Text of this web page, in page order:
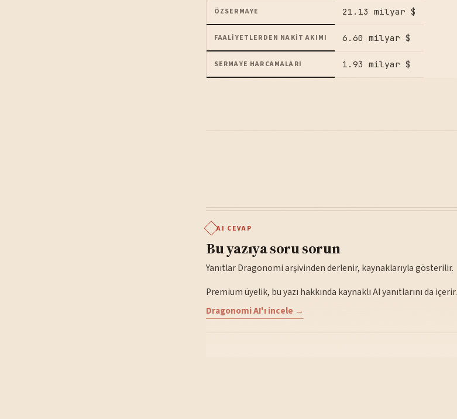
ÖZSERMAYE 21.13 milyar $
FAALIYETLERDEN NAKIT AKIMI 6.60 milyar $
SERMAYE HARCAMALARI 1.93 milyar $
AI CEVAP
Bu yazıya soru sorun
Yanıtlar Dragonomi arşivinden derlenir, kaynaklarıyla gösterilir.
Premium üyelik, bu yazı hakkında kaynaklı AI yanıtlarını da içerir.
Dragonomi AI'ı incele →